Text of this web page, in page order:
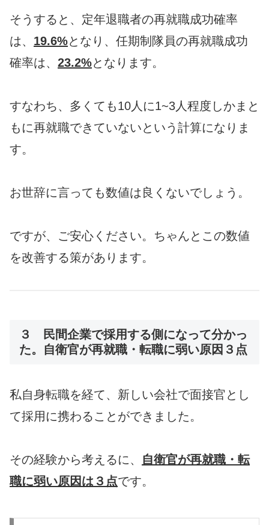
そうすると、定年退職者の再就職成功確率
は、 19.6%となり、任期制隊員の再就職成功
確率は、 23.2%となります。
すなわち、多くても10人に1~3人程度しかまと
もに再就職できていないという計算になりま
す。
お世辞に言っても数値は良くないでしょう。
ですが、ご安心ください。ちゃんとこの数値
を改善する策があります。
３ 民間企業で採用する側になって分かっ
た。自衛官が再就職・転職に弱い原因３点
私自身転職を経て、新しい会社で面接官とし
て採用に携わることができました。
その経験から考えるに、 自衛官が再就職・転
職に弱い原因は３点です。